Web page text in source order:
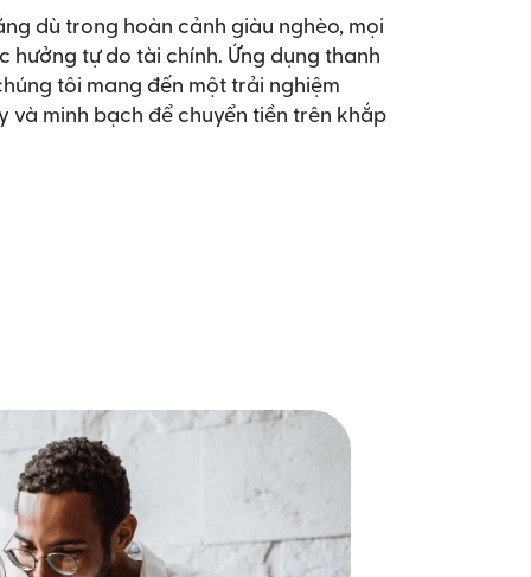
dù trong hoàn cảnh giàu nghèo, mọi
hưởng tự do tài chính. Ứng dụng thanh
tôi mang đến một trải nghiệm
và minh bạch để chuyển tiền trên khắp